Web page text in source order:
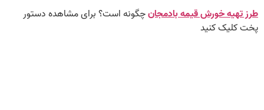
طرز تهیه خورش قیمه بادمجانچگونه است؟ برای مشاهده دستور
پخت کلیک کنید